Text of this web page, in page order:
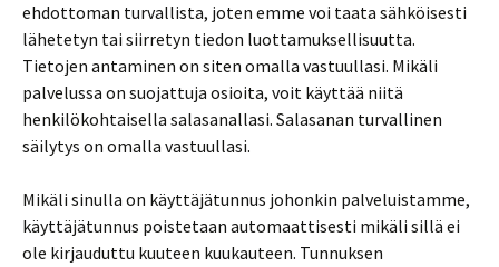
ehdottoman turvallista, joten emme voi taata sähköisesti
lähetetyn tai siirretyn tiedon luottamuksellisuutta.
Tietojen antaminen on siten omalla vastuullasi. Mikäli
palvelussa on suojattuja osioita, voit käyttää niitä
henkilökohtaisella salasanallasi. Salasanan turvallinen
säilytys on omalla vastuullasi.
Mikäli sinulla on käyttäjätunnus johonkin palveluistamme,
käyttäjätunnus poistetaan automaattisesti mikäli sillä ei
ole kirjauduttu kuuteen kuukauteen. Tunnuksen